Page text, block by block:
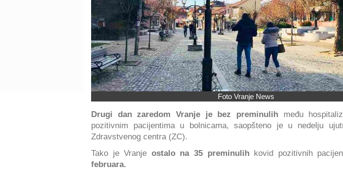
Foto Vranje News
Drugi dan zaredom Vranje je bez preminulih među
pozitivnim pacijentima u bolnicama, saopšteno je u nedelju
Zdravstvenog centra (ZC).
Tako je Vranje ostalo na 35 preminulih kovid pozitivnih
februara.